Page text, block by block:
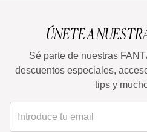
¿Es un tratamiento para
¿Cuánto tiempo debe pasar
ÚNETE A
Sé parte de nuestras
descuentos especiales,
tips y